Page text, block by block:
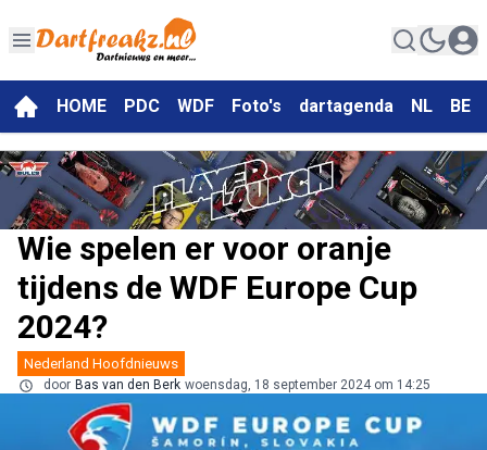
HOME PDC WDF Foto's dartagenda NL BE
Wie spelen er voor oranje
tijdens de WDF Europe Cup
2024?
Nederland Hoofdnieuws
door Bas van den Berk woensdag, 18 september 2024 om 14:25